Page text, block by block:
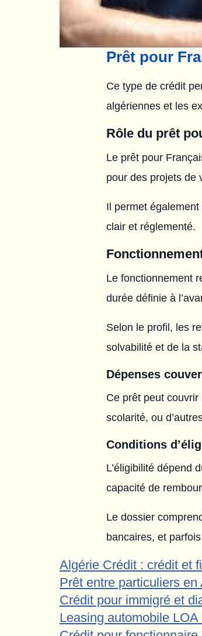
Prêt pour
Ce type de crédit
algériennes et les
Rôle du prêt
Le prêt pour
pour des projets de
Il permet
clair et réglementé.
Le fonctionnement
durée définie à
Selon le profil, les
solvabilité et de la
Dépenses
Ce prêt peut couvrir
scolarité, ou
Conditions
L’éligibilité dépend
capacité de
Le dossier
bancaires, et
Algérie Crédit : crédit et
Prêt entre particuliers en
Crédit pour immigré et
Leasing automobile